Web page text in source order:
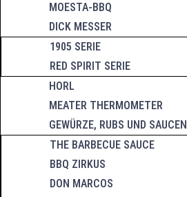
MOESTA-BBQ
DICK MESSER
1905 SERIE
RED SPIRIT SERIE
HORL
MEATER THERMOMETER
GEWÜRZE, RUBS UND SAUCEN
THE BARBECUE SAUCE
BBQ ZIRKUS
DON MARCOS